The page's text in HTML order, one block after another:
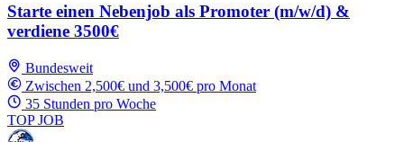
Starte einen Nebenjob als Promoter (m/w/d) &
verdiene 3500€
Bundesweit
Zwischen 2,500€ und 3,500€ pro Monat
35 Stunden pro Woche
TOP JOB